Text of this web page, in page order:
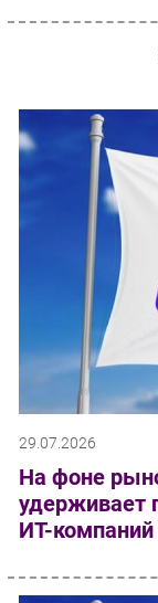
29.07.2026
На фоне
удерживает
ИТ-компаний